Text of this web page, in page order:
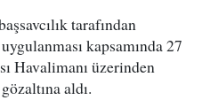
tarafından
kapsamında 27
Havalimanı üzerinden
aldı.